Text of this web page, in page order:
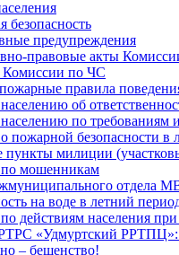
безопасность
предупреждения
правовые акты
Комиссии по ЧС
правила
об
по
пожарной безопасности в
милиции
мошенникам
отдела
на воде в летний
действиям населения
«Удмуртский РРТПЦ»:
– бешенство!